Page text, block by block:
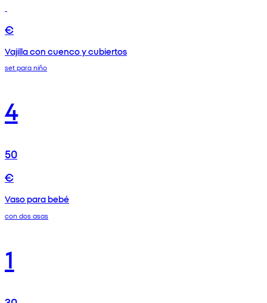
€
Vajilla con cuenco y cubiertos
set para niño
4
50
€
Vaso para bebé
con dos asas
1